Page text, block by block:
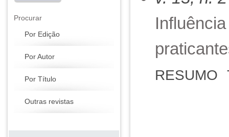
Procurar
Por Edição
Por Autor
Por Título
Outras revistas
RESUMO